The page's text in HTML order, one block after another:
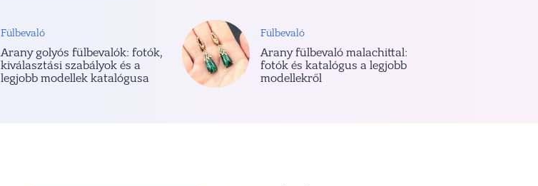
Fülbevaló
Arany golyós fülbevalók: fotók,
kiválasztási szabályok és a
legjobb modellek katalógusa
Fülbevaló
Arany fülbevaló malachittal:
fotók és katalógus a legjobb
modellekről